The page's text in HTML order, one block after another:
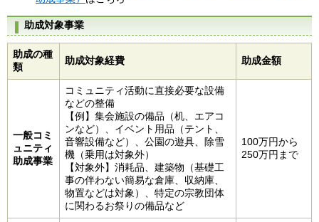
助成対象事業
助成の種
類
助成対象経費 助成金額
一般コミ
ュニティ
助成事業
コミュニティ活動に直接必要な設備
などの整備
【例】集会施設の備品（机、エアコ
ンなど）、イベント用品（テント、
音響設備など）、公園の遊具、除雪
機（乗用は対象外）
【対象外】消耗品、建築物（基礎工
事の伴わない簡易な倉庫、収納庫、
物置などは対象）、特定の宗教団体
に関わるお祭りの備品など
100万円から
250万円まで